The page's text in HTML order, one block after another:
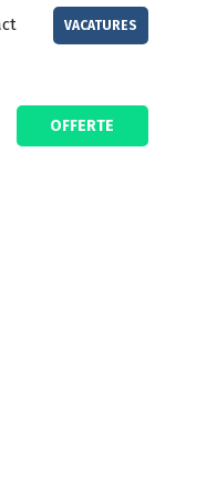
VACATURES
OFFERTE